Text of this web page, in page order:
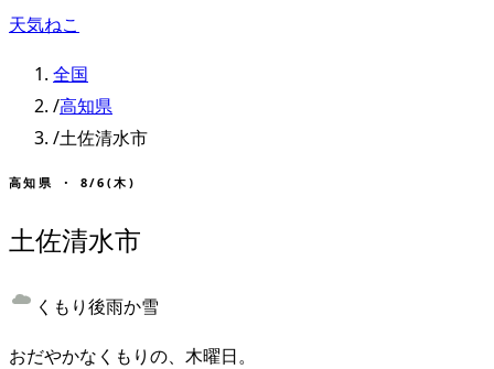
天気ねこ
全国
/高知県
/土佐清水市
高知県 ・ 8/6(木)
土佐清水市
くもり後雨か雪
おだやかなくもりの、木曜日。